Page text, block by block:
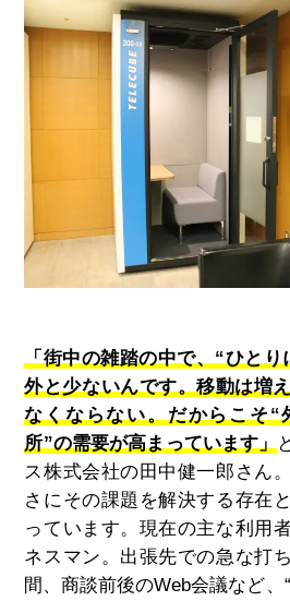
「街中の雑踏の中で、“ひとり
外と少ないんです。移動は増
なくならない。だからこそ“
所”の需要が高まっています」
ス株式会社の田中健一郎さん
さにその課題を解決する存在
っています。現在の主な利用
ネスマン。出張先での急な打
間、商談前後のWeb会議など、